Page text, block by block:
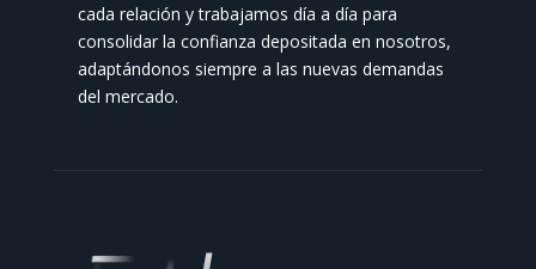
cada relación y trabajamos día a día para
consolidar la confianza depositada en nosotros,
adaptándonos siempre a las nuevas demandas
del mercado.